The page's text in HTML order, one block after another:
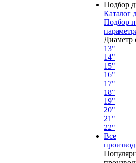
Подбор
Каталог
Подбор
Диаметр
13"
14"
15"
16"
17"
18"
19"
20"
21"
22"
Все